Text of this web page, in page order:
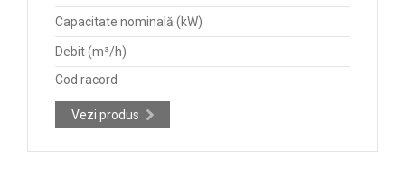
Capacitate nominală (kW)
Debit (m³/h)
Cod racord
Vezi produs